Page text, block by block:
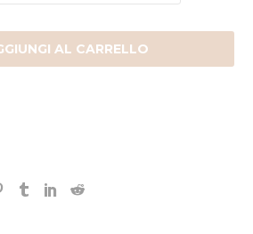
AL CARRELLO